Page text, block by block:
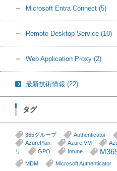
Microsoft Entra Connect (5)
Remote Desktop Service (10)
Web Application Proxy (2)
最新技術情報 (22)
タグ
365グループ Authenticator
AzurePlan
Azure VM
リ
GPO Intune
MDM
Microsoft Authenticator